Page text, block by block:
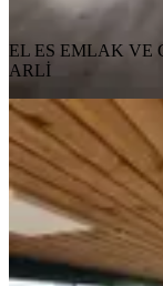
EL ES EMLAK VE
ARLİ
YENİ